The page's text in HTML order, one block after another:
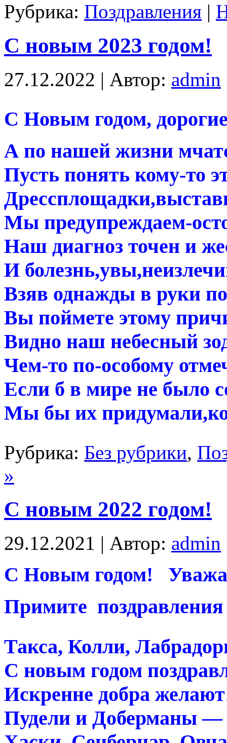
Рубрика: Поздравления |
С новым 2023 годом!
27.12.2022 | Автор: admin
С Новым годом,
А по нашей жизни
Пусть понять кому-то
Мы предупреждаем-
Наш диагноз точен и
И
Взяв однажды в руки
Вы поймете этому
Видно наш небесный
Чем-то по-особому
Если б в мире не было
Мы бы их
Рубрика: Без рубрики,
»
С новым 2022 годом!
29.12.2021 | Автор: admin
С Новым годом!
Примите
Такса, Колли,
С новым годом
Искренне добра
Пудели и Доберманы —